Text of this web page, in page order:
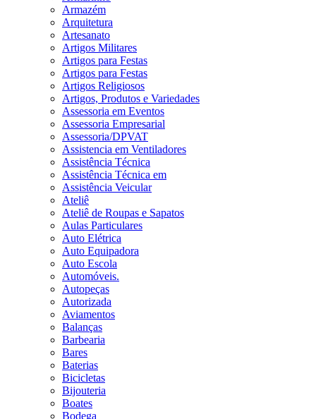
Armazém
Arquitetura
Artesanato
Artigos Militares
Artigos para Festas
Artigos para Festas
Artigos Religiosos
Artigos, Produtos e Variedades
Assessoria em Eventos
Assessoria Empresarial
Assessoria/DPVAT
Assistencia em Ventiladores
Assistência Técnica
Assistência Técnica em
Assistência Veicular
Ateliê
Ateliê de Roupas e Sapatos
Aulas Particulares
Auto Elétrica
Auto Equipadora
Auto Escola
Automóveis.
Autopeças
Autorizada
Aviamentos
Balanças
Barbearia
Bares
Baterias
Bicicletas
Bijouteria
Boates
Bodega